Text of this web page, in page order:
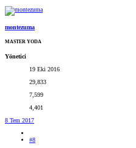
montezuma
MASTER YODA
Yönetici
19 Eki 2016
29,833
7,599
4,401
8 Tem 2017
#8